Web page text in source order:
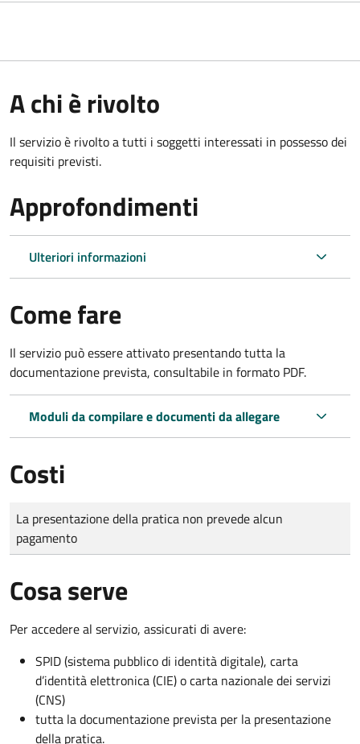
A chi è rivolto
Il servizio è rivolto a tutti i soggetti interessati in possesso dei
requisiti previsti.
Approfondimenti
Ulteriori informazioni
Come fare
Il servizio può essere attivato presentando tutta la
documentazione prevista, consultabile in formato PDF.
Moduli da compilare e documenti da allegare
Costi
Tipo di pagamento
Importo
La presentazione della pratica non prevede alcun
pagamento
Cosa serve
Per accedere al servizio, assicurati di avere:
SPID (sistema pubblico di identità digitale), carta
d’identità elettronica (CIE) o carta nazionale dei servizi
(CNS)
tutta la documentazione prevista per la presentazione
della pratica.